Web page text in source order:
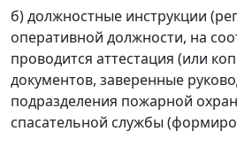
б) должностные инструкции
оперативной должности, на
проводится аттестация (или
документов, заверенные
подразделения пожарной
спасательной службы